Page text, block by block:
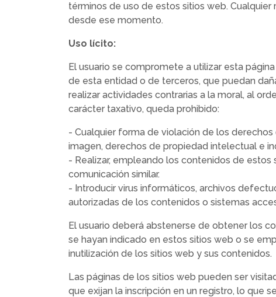
términos de uso de estos sitios web.
desde ese momento.
Uso lícito:
El usuario se compromete a utilizar esta
de esta entidad o de terceros, que puedan
realizar actividades contrarias a la moral, al
carácter taxativo, queda prohibido:
- Cualquier forma de violación de los
imagen, derechos de propiedad intelectual e
- Realizar, empleando los contenidos de
comunicación similar.
- Introducir virus informáticos, archivos
autorizadas de los contenidos o sistemas
El usuario deberá abstenerse de obtener los
se hayan indicado en estos sitios web o se
inutilización de los sitios web y sus contenidos.
Las páginas de los sitios web pueden ser
que exijan la inscripción en un registro, lo que